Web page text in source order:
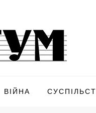
ВІЙНА